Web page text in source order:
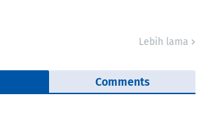
Lebih lama
Comments